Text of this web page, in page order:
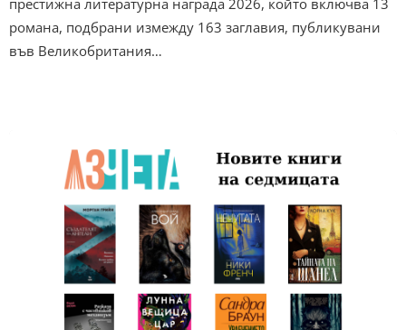
романа, подбрани измежду 163 заглавия, публикувани
във Великобритания…